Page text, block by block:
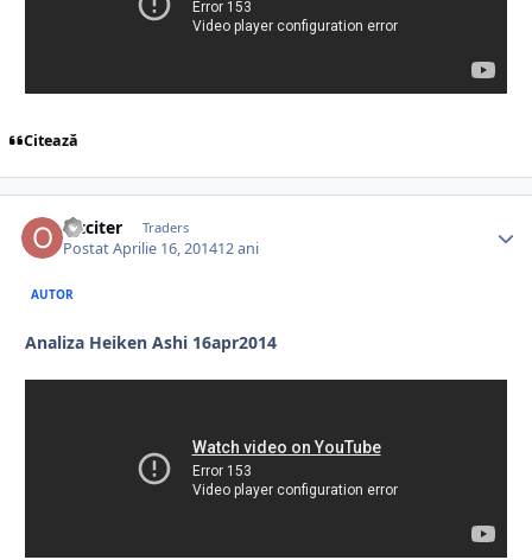
Citează
oltciter Traders
PostatAprilie 16, 201412 ani
AUTOR
Analiza Heiken Ashi 16apr2014